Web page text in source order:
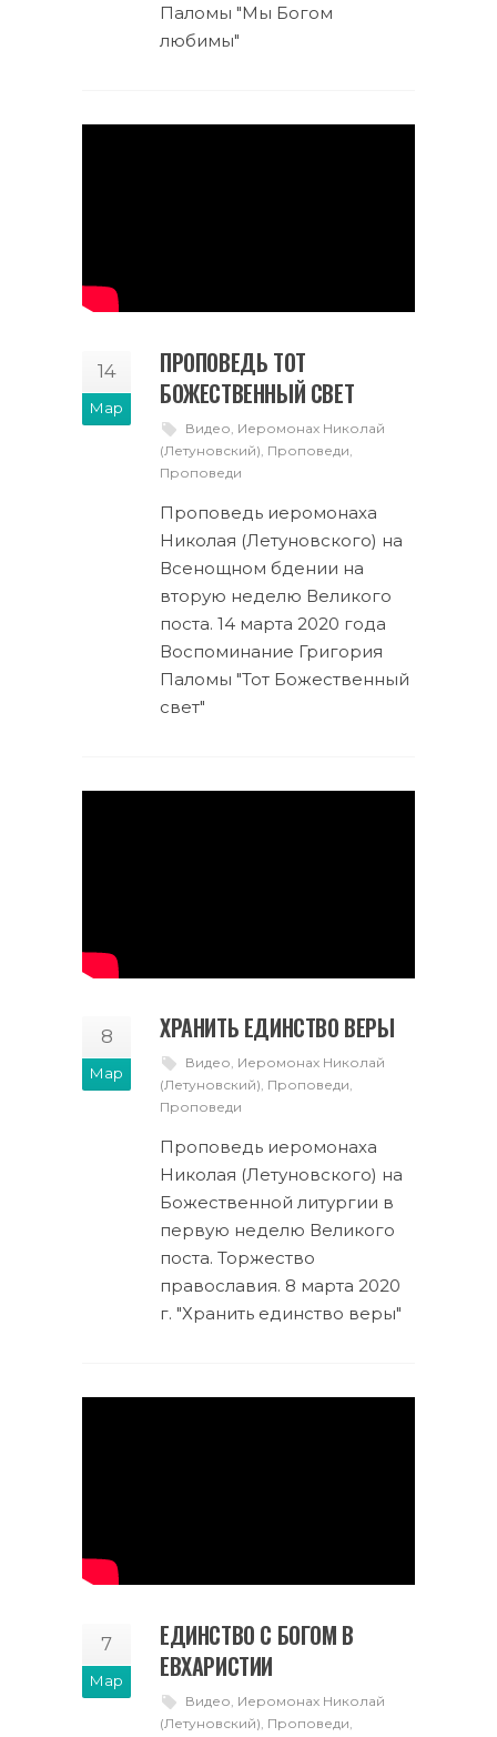
Паломы "Мы Богом
любимы"
14
Мар
ПРОПОВЕДЬ ТОТ
БОЖЕСТВЕННЫЙ СВЕТ
Видео Иеромонах Николай
(Летуновский) Проповеди
Проповеди
Проповедь иеромонаха
Николая (Летуновского) на
Всенощном бдении на
вторую неделю Великого
поста. 14 марта 2020 года
Воспоминание Григория
Паломы "Тот Божественный
свет"
8
Мар
ХРАНИТЬ ЕДИНСТВО ВЕРЫ
Видео, Иеромонах Николай
(Летуновский), Проповеди,
Проповеди
Проповедь иеромонаха
Николая (Летуновского) на
Божественной литургии в
первую неделю Великого
поста. Торжество
православия. 8 марта 2020
г. "Хранить единство веры"
7
Мар
ЕДИНСТВО С БОГОМ В
ЕВХАРИСТИИ
Видео, Иеромонах Николай
(Летуновский), Проповеди,